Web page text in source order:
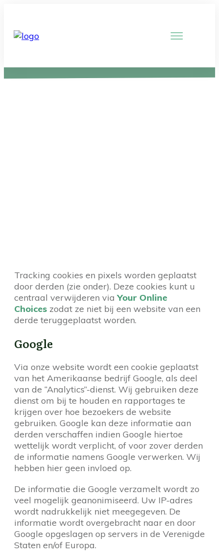
Tracking cookies en pixels worden geplaatst
door derden (zie onder). Deze cookies kunt u
centraal verwijderen viaYour Online
Choices zodat ze niet bij een website van een
derde teruggeplaatst worden.
Google
Via onze website wordt een cookie geplaatst
van het Amerikaanse bedrijf Google, als deel
van de “Analytics”-dienst. Wij gebruiken deze
dienst om bij te houden en rapportages te
krijgen over hoe bezoekers de website
gebruiken. Google kan deze informatie aan
derden verschaffen indien Google hiertoe
wettelijk wordt verplicht, of voor zover derden
de informatie namens Google verwerken. Wij
hebben hier geen invloed op.
De informatie die Google verzamelt wordt zo
veel mogelijk geanonimiseerd. Uw IP-adres
wordt nadrukkelijk niet meegegeven. De
informatie wordt overgebracht naar en door
Google opgeslagen op servers in de Verenigde
Staten en/of Europa.